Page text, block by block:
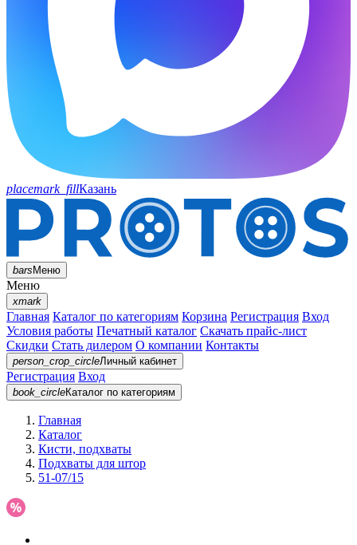
placemark_fillКазань
barsМеню
Меню
xmark
Главная Каталог по категориям Корзина Регистрация Вход
Условия работы Печатный каталог Скачать прайс-лист
Скидки Стать дилером О компании Контакты
person_crop_circleЛичный кабинет
Регистрация Вход
book_circleКаталог по категориям
Главная
Каталог
Кисти, подхваты
Подхваты для штор
51-07/15